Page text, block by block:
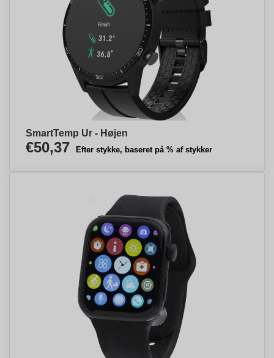
SmartTemp Ur - Højen
€50,37 Efter stykke, baseret på % af stykker